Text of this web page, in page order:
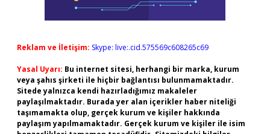
Reklam ve İletişim: Skype: live:.cid.575569c608265c69
Yasal Uyarı: Bu internet sitesi, herhangi bir marka, kurum
veya şahıs şirketi ile hiçbir bağlantısı bulunmamaktadır.
Sitede yalnızca kendi hazırladığımız makaleler
paylaşılmaktadır. Burada yer alan içerikler haber niteliği
taşımamakta olup, gerçek kurum ve kişiler hakkında
paylaşım yapılmamaktadır. Gerçek kurum ve kişiler ile isim